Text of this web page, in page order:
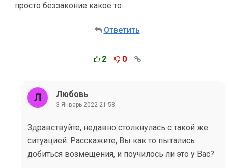
просто беззаконие какое то.
Ответить
2 0
Любовь
3 Январь 2022 21:58
Здравствуйте, недавно столкнулась с такой же
ситуацией. Расскажите, Вы как то пытались
добиться возмещения, и поучилось ли это у Вас?